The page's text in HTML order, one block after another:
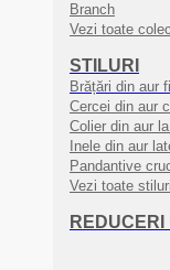
Branch
Vezi toate
STILURI
Brățări din aur
Cercei din aur
Colier din aur
Inele din aur
Pandantive
Vezi toate
REDUCERI